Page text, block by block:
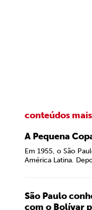
conteúdos
A Pequena
Em 1955, o São
América Latina.
São Paulo
com o Bolívar